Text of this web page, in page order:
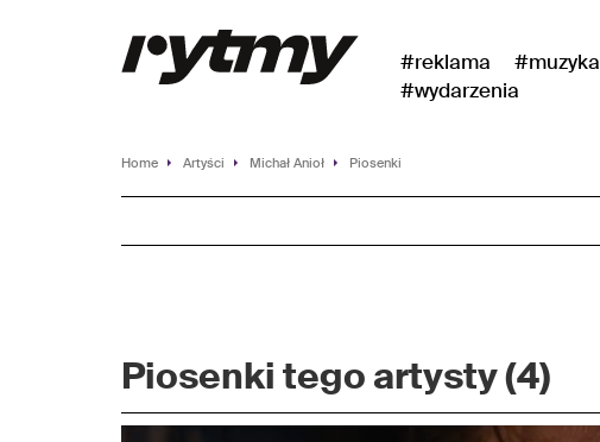
#reklama #muzyka
#wydarzenia
Home Artyści Michał Anioł Piosenki
Piosenki tego artysty (4)